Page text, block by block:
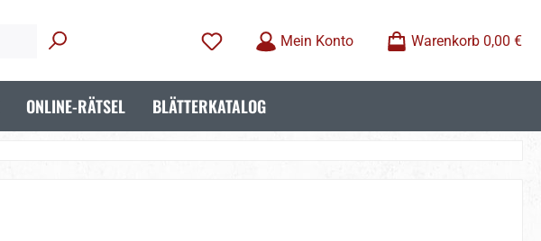
Mein Konto
Warenkorb 0,00 €
ONLINE-RÄTSEL BLÄTTERKATALOG